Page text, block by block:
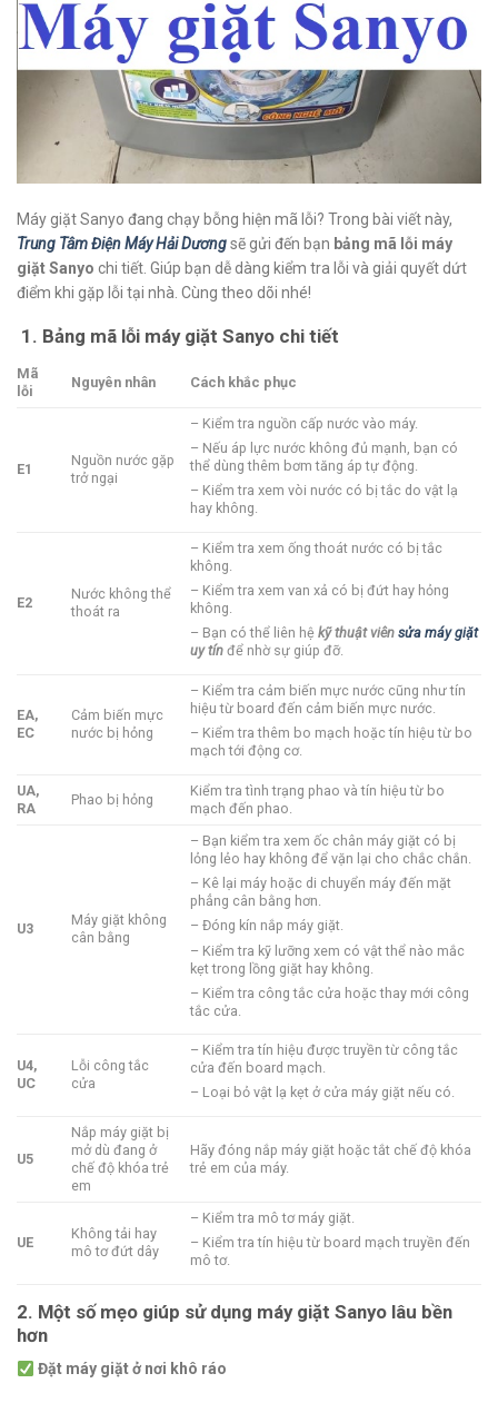
Máy giặt Sanyo đang chạy bỗng hiện mã lỗi? Trong bài viết này,
Trung Tâm Điện Máy Hải Dươngsẽ gửi đến bạn bảng mã lỗi máy
giặt Sanyo chi tiết. Giúp bạn dễ dàng kiểm tra lỗi và giải quyết dứt
điểm khi gặp lỗi tại nhà. Cùng theo dõi nhé!
1. Bảng mã lỗi máy giặt Sanyo chi tiết
Mã
lỗi
Nguyên nhân Cách khắc phục
E1
Nguồn nước gặp
trở ngại
– Kiểm tra nguồn cấp nước vào máy.
– Nếu áp lực nước không đủ mạnh, bạn có
thể dùng thêm bơm tăng áp tự động.
– Kiểm tra xem vòi nước có bị tắc do vật lạ
hay không.
E2
Nước không thể
thoát ra
– Kiểm tra xem ống thoát nước có bị tắc
không.
– Kiểm tra xem van xả có bị đứt hay hỏng
không.
– Bạn có thể liên hệkỹ thuật viênsửa máy giặt
uy tín để nhờ sự giúp đỡ.
EA,
EC
Cảm biến mực
nước bị hỏng
– Kiểm tra cảm biến mực nước cũng như tín
hiệu từ board đến cảm biến mực nước.
– Kiểm tra thêm bo mạch hoặc tín hiệu từ bo
mạch tới động cơ.
UA,
RA
Phao bị hỏng
Kiểm tra tình trạng phao và tín hiệu từ bo
mạch đến phao.
U3
Máy giặt không
cân bằng
– Bạn kiểm tra xem ốc chân máy giặt có bị
lỏng lẻo hay không để vặn lại cho chắc chắn.
– Kê lại máy hoặc di chuyển máy đến mặt
phẳng cân bằng hơn.
– Đóng kín nắp máy giặt.
– Kiểm tra kỹ lưỡng xem có vật thể nào mắc
kẹt trong lồng giặt hay không.
– Kiểm tra công tắc cửa hoặc thay mới công
tắc cửa.
U4,
UC
Lỗi công tắc
cửa
– Kiểm tra tín hiệu được truyền từ công tắc
cửa đến board mạch.
– Loại bỏ vật lạ kẹt ở cửa máy giặt nếu có.
U5
Nắp máy giặt bị
mở dù đang ở
chế độ khóa trẻ
em
Hãy đóng nắp máy giặt hoặc tắt chế độ khóa
trẻ em của máy.
UE
Không tải hay
mô tơ đứt dây
– Kiểm tra mô tơ máy giặt.
– Kiểm tra tín hiệu từ board mạch truyền đến
mô tơ.
2. Một số mẹo giúp sử dụng máy giặt Sanyo lâu bền
hơn
Đặt máy giặt ở nơi khô ráo